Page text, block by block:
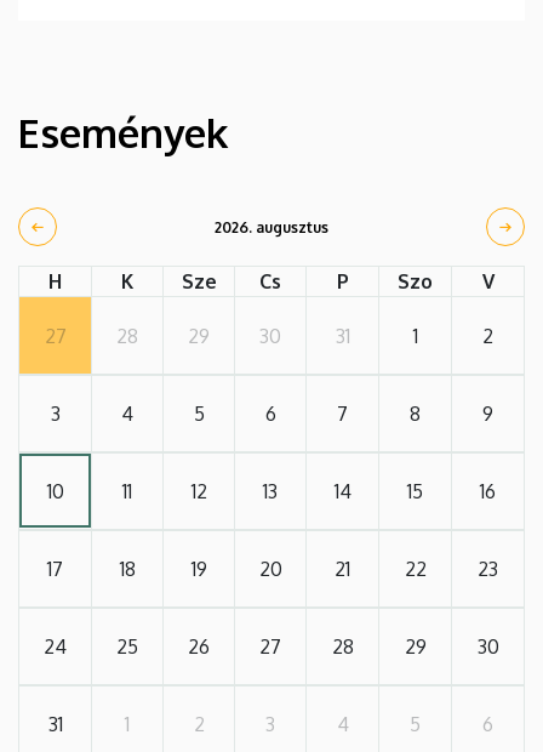
Események
2026. augusztus
H K Sze Cs P Szo V
27 28 29 30 31 1 2
3 4 5 6 7 8 9
10 11 12 13 14 15 16
17 18 19 20 21 22 23
24 25 26 27 28 29 30
31 1 2 3 4 5 6